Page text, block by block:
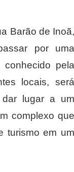
Barão de Inoã,
por uma
conhecido pela
locais, será
dar lugar a um
complexo que
turismo em um